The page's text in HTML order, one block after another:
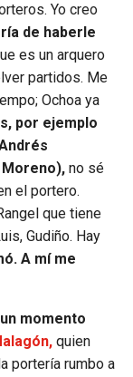
Yo creo
de haberle
es un arquero
partidos. Me
Ochoa ya
por ejemplo
no sé
el portero.
que tiene
Gudiño. Hay
A mí me
un momento
quien
portería rumbo a